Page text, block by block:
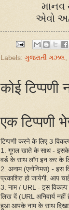
માનવ
એવો
Labels: ગુજરાતી ગઝલ
कोई टिप्पणी
एक टिप्पणी
टिप्पणी करने के लिए 3
1. गूगल खाते के साथ -
वर्ड के साथ लॉग इन कर के
2. अनाम (एनोनिमस) - इस
प्रकाशित हो जायेगी. आप
3. नाम / URL - इस
लिख दें (URL अनिवार्य
हुआ आपके नाम के साथ